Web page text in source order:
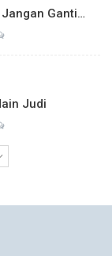
Ganti…
Judi